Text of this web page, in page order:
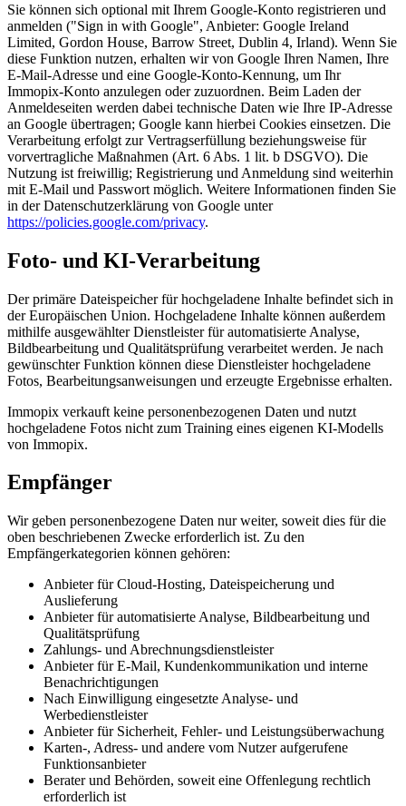
Sie können sich optional mit Ihrem Google-Konto registrieren und
anmelden ("Sign in with Google", Anbieter: Google Ireland
Limited, Gordon House, Barrow Street, Dublin 4, Irland). Wenn Sie
diese Funktion nutzen, erhalten wir von Google Ihren Namen, Ihre
E-Mail-Adresse und eine Google-Konto-Kennung, um Ihr
Immopix-Konto anzulegen oder zuzuordnen. Beim Laden der
Anmeldeseiten werden dabei technische Daten wie Ihre IP-Adresse
an Google übertragen; Google kann hierbei Cookies einsetzen. Die
Verarbeitung erfolgt zur Vertragserfüllung beziehungsweise für
vorvertragliche Maßnahmen (Art. 6 Abs. 1 lit. b DSGVO). Die
Nutzung ist freiwillig; Registrierung und Anmeldung sind weiterhin
mit E-Mail und Passwort möglich. Weitere Informationen finden Sie
in der Datenschutzerklärung von Google unter
https://policies.google.com/privacy.
Foto- und KI-Verarbeitung
Der primäre Dateispeicher für hochgeladene Inhalte befindet sich in
der Europäischen Union. Hochgeladene Inhalte können außerdem
mithilfe ausgewählter Dienstleister für automatisierte Analyse,
Bildbearbeitung und Qualitätsprüfung verarbeitet werden. Je nach
gewünschter Funktion können diese Dienstleister hochgeladene
Fotos, Bearbeitungsanweisungen und erzeugte Ergebnisse erhalten.
Immopix verkauft keine personenbezogenen Daten und nutzt
hochgeladene Fotos nicht zum Training eines eigenen KI-Modells
von Immopix.
Empfänger
Wir geben personenbezogene Daten nur weiter, soweit dies für die
oben beschriebenen Zwecke erforderlich ist. Zu den
Empfängerkategorien können gehören:
Anbieter für Cloud-Hosting, Dateispeicherung und
Auslieferung
Anbieter für automatisierte Analyse, Bildbearbeitung und
Qualitätsprüfung
Zahlungs- und Abrechnungsdienstleister
Anbieter für E-Mail, Kundenkommunikation und interne
Benachrichtigungen
Nach Einwilligung eingesetzte Analyse- und
Werbedienstleister
Anbieter für Sicherheit, Fehler- und Leistungsüberwachung
Karten-, Adress- und andere vom Nutzer aufgerufene
Funktionsanbieter
Berater und Behörden, soweit eine Offenlegung rechtlich
erforderlich ist